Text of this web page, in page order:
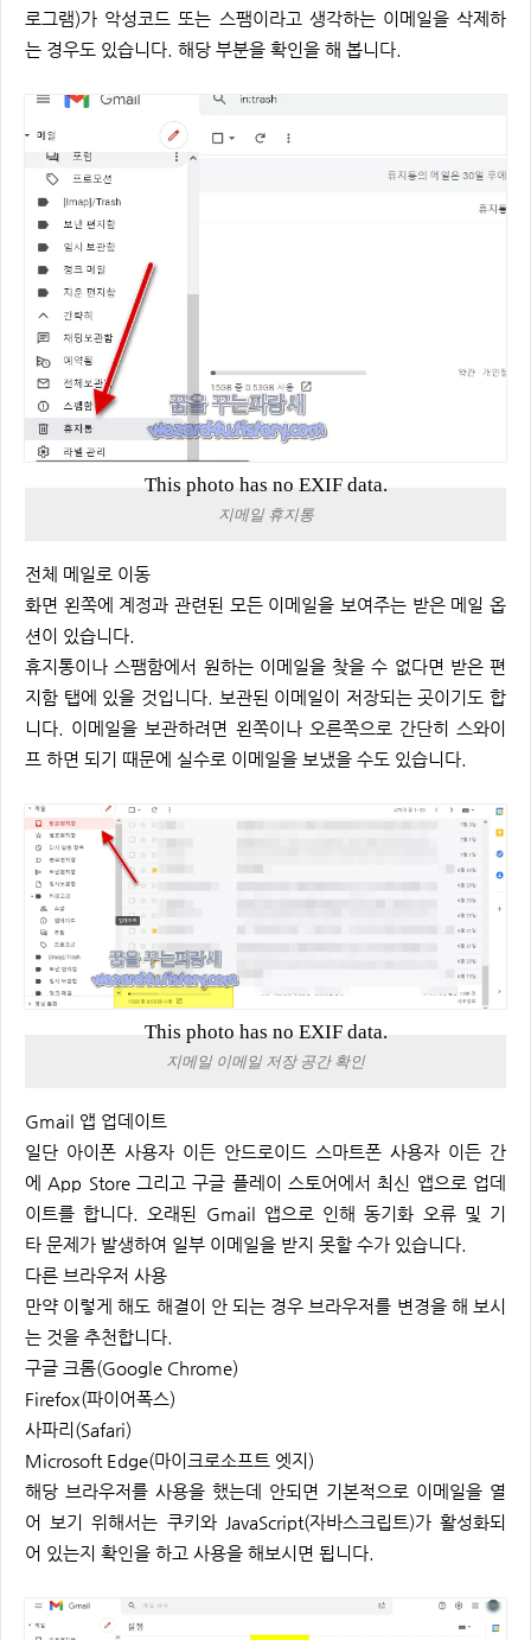
로그램)가 악성코드 또는 스팸이라고 생각하는 이메일을 삭제하
는 경우도 있습니다. 해당 부분을 확인을 해 봅니다.
This photo has no EXIF data.
지메일 휴지통
전체 메일로 이동
화면 왼쪽에 계정과 관련된 모든 이메일을 보여주는 받은 메일 옵
션이 있습니다.
휴지통이나 스팸함에서 원하는 이메일을 찾을 수 없다면 받은 편
지함 탭에 있을 것입니다. 보관된 이메일이 저장되는 곳이기도 합
니다. 이메일을 보관하려면 왼쪽이나 오른쪽으로 간단히 스와이
프 하면 되기 때문에 실수로 이메일을 보냈을 수도 있습니다.
This photo has no EXIF data.
지메일 이메일 저장 공간 확인
Gmail 앱 업데이트
일단 아이폰 사용자 이든 안드로이드 스마트폰 사용자 이든 간
에 App Store 그리고 구글 플레이 스토어에서 최신 앱으로 업데
이트를 합니다. 오래된 Gmail 앱으로 인해 동기화 오류 및 기
타 문제가 발생하여 일부 이메일을 받지 못할 수가 있습니다.
다른 브라우저 사용
만약 이렇게 해도 해결이 안 되는 경우 브라우저를 변경을 해 보시
는 것을 추천합니다.
구글 크롬(Google Chrome)
Firefox(파이어폭스)
사파리(Safari)
Microsoft Edge(마이크로소프트 엣지)
해당 브라우저를 사용을 했는데 안되면 기본적으로 이메일을 열
어 보기 위해서는 쿠키와 JavaScript(자바스크립트)가 활성화되
어 있는지 확인을 하고 사용을 해보시면 됩니다.